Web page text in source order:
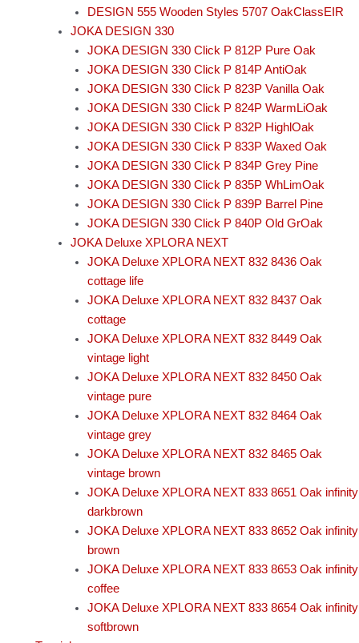
DESIGN 555 Wooden Styles 5707 OakClassEIR
JOKA DESIGN 330
JOKA DESIGN 330 Click P 812P Pure Oak
JOKA DESIGN 330 Click P 814P AntiOak
JOKA DESIGN 330 Click P 823P Vanilla Oak
JOKA DESIGN 330 Click P 824P WarmLiOak
JOKA DESIGN 330 Click P 832P HighlOak
JOKA DESIGN 330 Click P 833P Waxed Oak
JOKA DESIGN 330 Click P 834P Grey Pine
JOKA DESIGN 330 Click P 835P WhLimOak
JOKA DESIGN 330 Click P 839P Barrel Pine
JOKA DESIGN 330 Click P 840P Old GrOak
JOKA Deluxe XPLORA NEXT
JOKA Deluxe XPLORA NEXT 832 8436 Oak
cottage life
JOKA Deluxe XPLORA NEXT 832 8437 Oak
cottage
JOKA Deluxe XPLORA NEXT 832 8449 Oak
vintage light
JOKA Deluxe XPLORA NEXT 832 8450 Oak
vintage pure
JOKA Deluxe XPLORA NEXT 832 8464 Oak
vintage grey
JOKA Deluxe XPLORA NEXT 832 8465 Oak
vintage brown
JOKA Deluxe XPLORA NEXT 833 8651 Oak infinity
darkbrown
JOKA Deluxe XPLORA NEXT 833 8652 Oak infinity
brown
JOKA Deluxe XPLORA NEXT 833 8653 Oak infinity
coffee
JOKA Deluxe XPLORA NEXT 833 8654 Oak infinity
softbrown